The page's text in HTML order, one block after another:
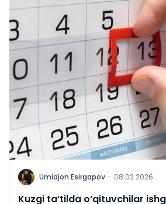
U Umidjon Esirgapov · 08.02.2026
Kuzgi ta’tilda o‘qituvchilar